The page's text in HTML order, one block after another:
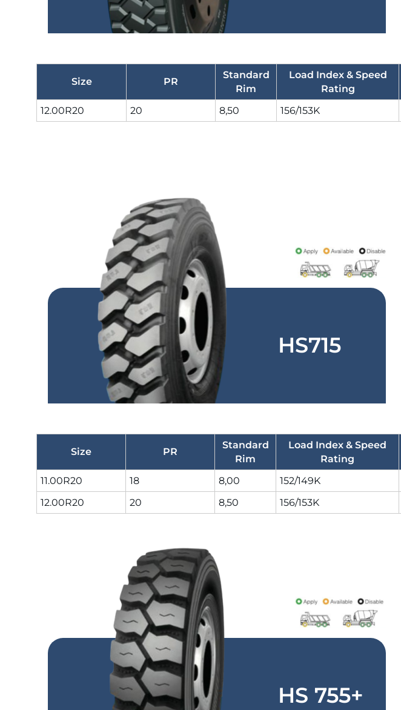
Size PR
Standard
Rim
Load Index & Speed
Rating
12.00R20
20 8,50 156/153K
HS715
Size PR
Standard
Rim
Load Index & Speed
Rating
11.00R20
18 8,00 152/149K
12.00R20
20 8,50 156/153K
HS 755+